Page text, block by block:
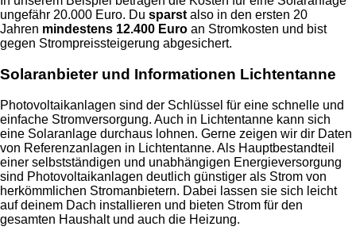
ungefähr 20.000 Euro. Du sparst also in den ersten 20
Jahren mindestens 12.400 Euro an Stromkosten und bist
gegen Strompreissteigerung abgesichert.
Solaranbieter und Informationen Lichtentanne
Photovoltaikanlagen sind der Schlüssel für eine schnelle und
einfache Stromversorgung. Auch in Lichtentanne kann sich
eine Solaranlage durchaus lohnen. Gerne zeigen wir dir Daten
von Referenzanlagen in Lichtentanne. Als Hauptbestandteil
einer selbstständigen und unabhängigen Energieversorgung
sind Photovoltaikanlagen deutlich günstiger als Strom von
herkömmlichen Stromanbietern. Dabei lassen sie sich leicht
auf deinem Dach installieren und bieten Strom für den
gesamten Haushalt und auch die Heizung.